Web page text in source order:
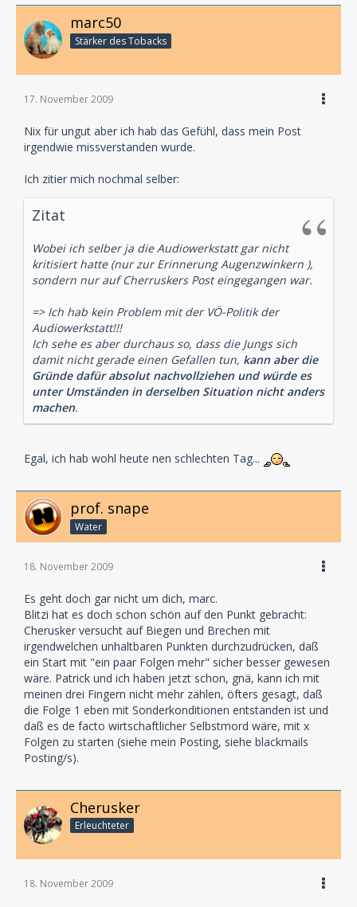
marc50
Stärker des Tobacks
17. November 2009
Nix für ungut aber ich hab das Gefühl, dass mein Post
irgendwie missverstanden wurde.
Ich zitier mich nochmal selber:
Zitat
Wobei ich selber ja die Audiowerkstatt gar nicht
kritisiert hatte (nur zur Erinnerung Augenzwinkern ),
sondern nur auf Cherruskers Post eingegangen war.
=> Ich hab kein Problem mit der VÖ-Politik der
Audiowerkstatt!!!
Ich sehe es aber durchaus so, dass die Jungs sich
damit nicht gerade einen Gefallen tun, kann aber die
Gründe dafür absolut nachvollziehen und würde es
unter Umständen in derselben Situation nicht anders
machen.
Egal, ich hab wohl heute nen schlechten Tag...
prof. snape
Water
18. November 2009
Es geht doch gar nicht um dich, marc.
Blitzi hat es doch schon schön auf den Punkt gebracht:
Cherusker versucht auf Biegen und Brechen mit
irgendwelchen unhaltbaren Punkten durchzudrücken, daß
ein Start mit "ein paar Folgen mehr" sicher besser gewesen
wäre. Patrick und ich haben jetzt schon, gnä, kann ich mit
meinen drei Fingern nicht mehr zählen, öfters gesagt, daß
die Folge 1 eben mit Sonderkonditionen entstanden ist und
daß es de facto wirtschaftlicher Selbstmord wäre, mit x
Folgen zu starten (siehe mein Posting, siehe blackmails
Posting/s).
Cherusker
Erleuchteter
18. November 2009